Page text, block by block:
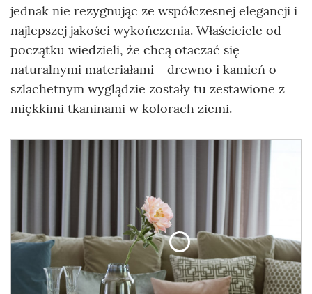
jednak nie rezygnując ze współczesnej elegancji i
najlepszej jakości wykończenia. Właściciele od
początku wiedzieli, że chcą otaczać się
naturalnymi materiałami - drewno i kamień o
szlachetnym wyglądzie zostały tu zestawione z
miękkimi tkaninami w kolorach ziemi.